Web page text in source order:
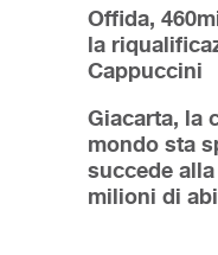
Offida,
la
Cappuccini
Giacarta, la
mondo sta
succede
milioni di